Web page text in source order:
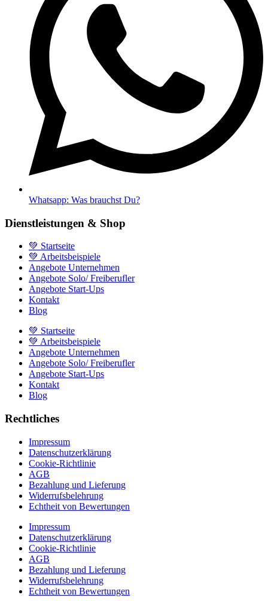
Whatsapp: Was brauchst Du?
Dienstleistungen & Shop
💚 Startseite
💚 Arbeitsbeispiele
Angebote Unternehmen
Angebote Solo/ Freiberufler
Angebote Start-Ups
Kontakt
Blog
💚 Startseite
💚 Arbeitsbeispiele
Angebote Unternehmen
Angebote Solo/ Freiberufler
Angebote Start-Ups
Kontakt
Blog
Rechtliches
Impressum
Datenschutzerklärung
Cookie-Richtlinie
AGB
Bezahlung und Lieferung
Widerrufsbelehrung
Echtheit von Bewertungen
Impressum
Datenschutzerklärung
Cookie-Richtlinie
AGB
Bezahlung und Lieferung
Widerrufsbelehrung
Echtheit von Bewertungen